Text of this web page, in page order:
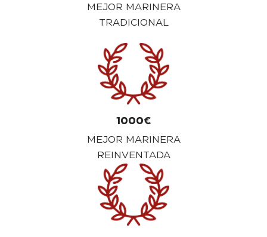
MEJOR MARINERA
TRADICIONAL
1000€
MEJOR MARINERA
REINVENTADA